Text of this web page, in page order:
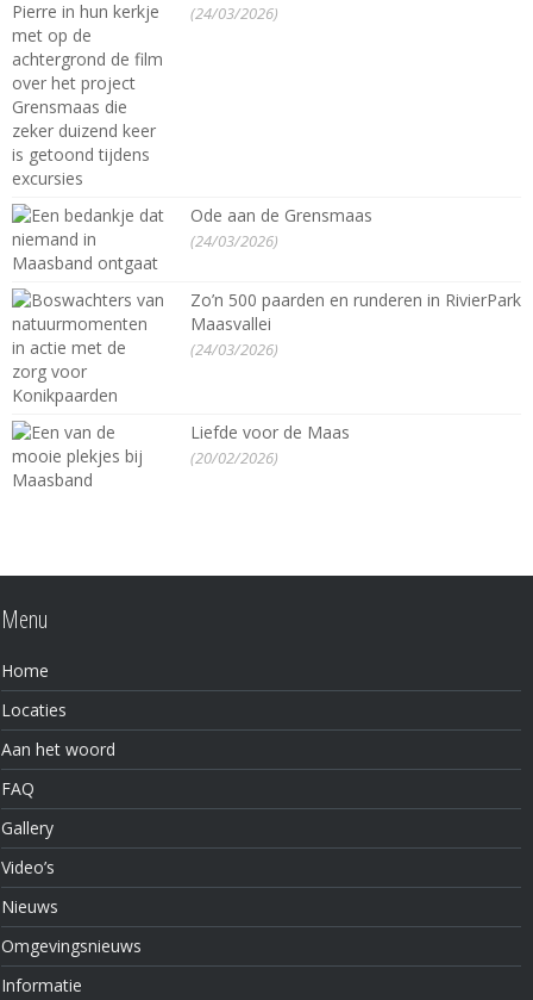
(24/03/2026)
Ode aan de Grensmaas
(24/03/2026)
Zo’n 500 paarden en runderen in RivierPark
Maasvallei
(24/03/2026)
Liefde voor de Maas
(20/02/2026)
Menu
Home
Locaties
Aan het woord
FAQ
Gallery
Video’s
Nieuws
Omgevingsnieuws
Informatie